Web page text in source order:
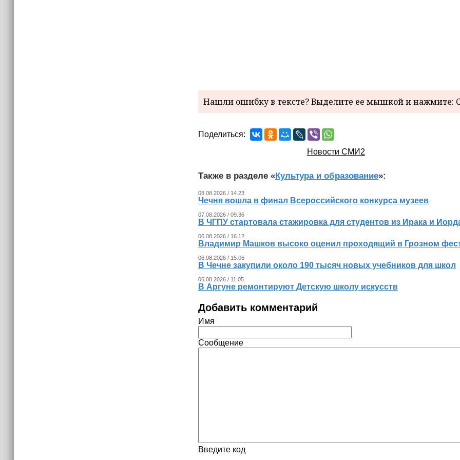
Нашли ошибку в тексте? Выделите ее мышкой и нажмите:
Поделиться:
Новости СМИ2
Также в разделе «Культура и образование»:
08.08.2026 / 14.23
Чечня вошла в финал Всероссийского конкурса музеев
07.08.2026 / 09.36
В ЧГПУ стартовала стажировка для студентов из Ирака и
06.08.2026 / 16.12
Владимир Машков высоко оценил проходящий в Грозном
06.08.2026 / 15.06
В Чечне закупили около 190 тысяч новых учебников для школ
06.08.2026 / 11.05
В Аргуне ремонтируют Детскую школу искусств
Добавить комментарий
Имя
Сообщение
Введите код